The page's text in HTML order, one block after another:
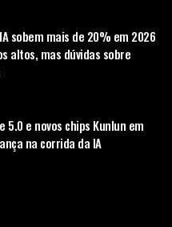
sobem mais de 20% em 2026
altos, mas dúvidas sobre
5.0 e novos chips Kunlun em
na corrida da IA